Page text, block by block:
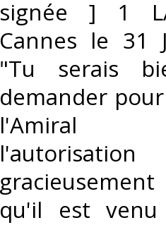
signée ] 1
Cannes le 31
"Tu serais
demander
l'Amiral
qu'il est